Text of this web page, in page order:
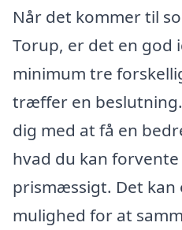
Når det kommer til
Torup, er det en god
minimum tre
træffer en
dig med at få en
hvad du kan
prismæssigt. Det kan
mulighed for at